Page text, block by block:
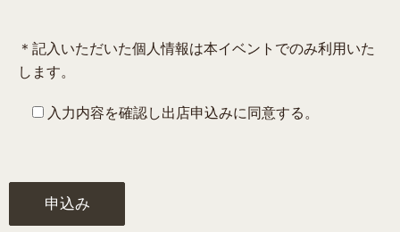
＊記入いただいた個人情報は本イベントでのみ利用いた
します。
入力内容を確認し出店申込みに同意する。